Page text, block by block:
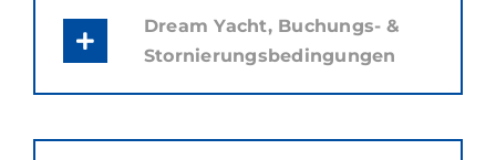
Dream Yacht, Buchungs- &
Stornierungsbedingungen